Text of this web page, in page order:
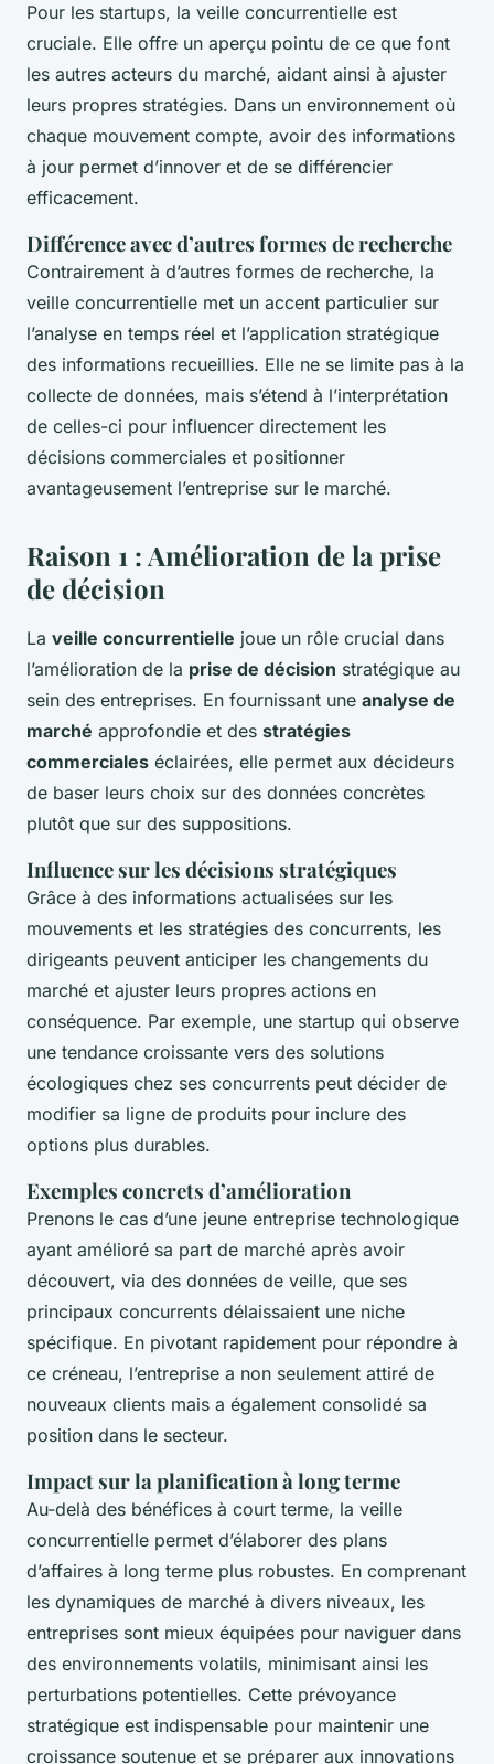
Pour les startups, la veille concurrentielle est
cruciale. Elle offre un aperçu pointu de ce que font
les autres acteurs du marché, aidant ainsi à ajuster
leurs propres stratégies. Dans un environnement où
chaque mouvement compte, avoir des informations
à jour permet d’innover et de se différencier
efficacement.
Différence avec d’autres formes de recherche
Contrairement à d’autres formes de recherche, la
veille concurrentielle met un accent particulier sur
l’analyse en temps réel et l’application stratégique
des informations recueillies. Elle ne se limite pas à la
collecte de données, mais s’étend à l’interprétation
de celles-ci pour influencer directement les
décisions commerciales et positionner
avantageusement l’entreprise sur le marché.
Raison 1 : Amélioration de la prise
de décision
La veille concurrentielle joue un rôle crucial dans
l’amélioration de la prise de décision stratégique au
sein des entreprises. En fournissant une analyse de
marché approfondie et des stratégies
commerciales éclairées, elle permet aux décideurs
de baser leurs choix sur des données concrètes
plutôt que sur des suppositions.
Influence sur les décisions stratégiques
Grâce à des informations actualisées sur les
mouvements et les stratégies des concurrents, les
dirigeants peuvent anticiper les changements du
marché et ajuster leurs propres actions en
conséquence. Par exemple, une startup qui observe
une tendance croissante vers des solutions
écologiques chez ses concurrents peut décider de
modifier sa ligne de produits pour inclure des
options plus durables.
Exemples concrets d’amélioration
Prenons le cas d’une jeune entreprise technologique
ayant amélioré sa part de marché après avoir
découvert, via des données de veille, que ses
principaux concurrents délaissaient une niche
spécifique. En pivotant rapidement pour répondre à
ce créneau, l’entreprise a non seulement attiré de
nouveaux clients mais a également consolidé sa
position dans le secteur.
Impact sur la planification à long terme
Au-delà des bénéfices à court terme, la veille
concurrentielle permet d’élaborer des plans
d’affaires à long terme plus robustes. En comprenant
les dynamiques de marché à divers niveaux, les
entreprises sont mieux équipées pour naviguer dans
des environnements volatils, minimisant ainsi les
perturbations potentielles. Cette prévoyance
stratégique est indispensable pour maintenir une
croissance soutenue et se préparer aux innovations